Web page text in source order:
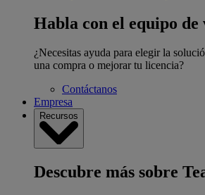
Habla con el equipo de
¿Necesitas ayuda para elegir la
una compra o mejorar tu licencia?
Contáctanos
Empresa
Recursos
Descubre más sobre